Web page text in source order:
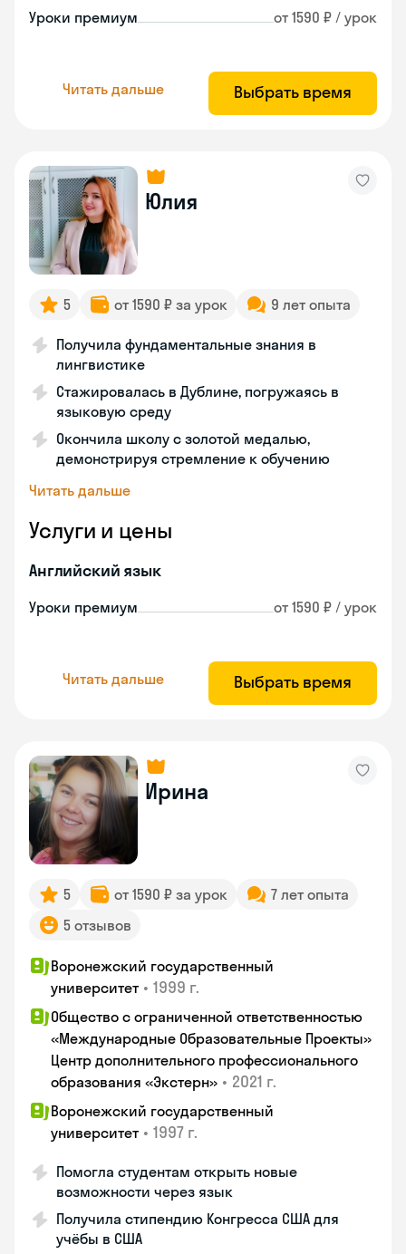
Уроки премиум от 1590 ₽ / урок
Читать дальше Выбрать время
Юлия
5 от 1590 ₽ за урок 9 лет опыта
Получила фундаментальные знания в
лингвистике
Стажировалась в Дублине, погружаясь в
языковую среду
Окончила школу с золотой медалью,
демонстрируя стремление к обучению
Читать дальше
Услуги и цены
Английский язык
Уроки премиум от 1590 ₽ / урок
Читать дальше Выбрать время
Ирина
5 от 1590 ₽ за урок
7 лет опыта
5 отзывов
Воронежский государственный
университет • 1999 г.
Общество с ограниченной ответственностью
«Международные Образовательные Проекты»
Центр дополнительного профессионального
образования «Экстерн» • 2021 г.
Воронежский государственный
университет • 1997 г.
Помогла студентам открыть новые
возможности через язык
Получила стипендию Конгресса США для
учёбы в США